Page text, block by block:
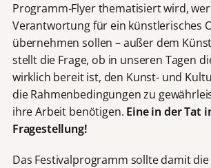
Programm-Flyer thematisiert wird,
Verantwortung für ein künstlerisches
übernehmen sollen – außer dem
stellt die Frage, ob in unseren Tagen
wirklich bereit ist, den Kunst- und
die Rahmenbedingungen zu
ihre Arbeit benötigen. Eine in der Tat
Fragestellung!
Das Festivalprogramm sollte damit